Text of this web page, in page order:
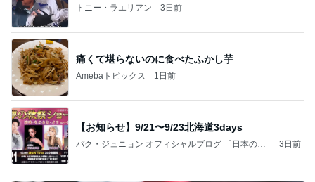
トニー・ラエリアン 3日前
痛くて堪らないのに食べたふかし芋
Amebaトピックス 1日前
【お知らせ】9/21〜9/23北海道3days
パク・ジュニョン オフィシャルブログ 「日本の
3日前